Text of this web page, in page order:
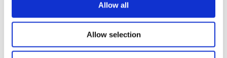
Allow all
Allow selection
Deutsch vs DEIN Deutsch